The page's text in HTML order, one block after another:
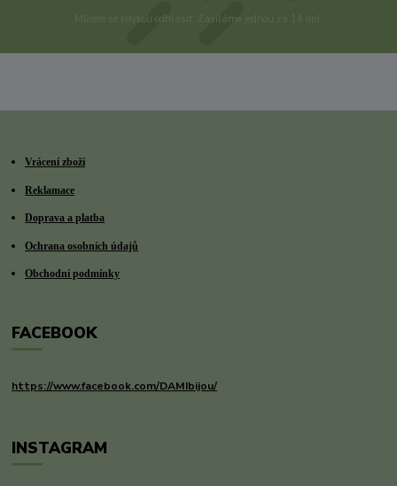
Můžete se kdykoli odhlásit. Zasíláme jednou za 14 dní.
Vrácení zboží
Reklamace
Doprava a platba
Ochrana osobních údajů
Obchodní podmínky
FACEBOOK
https://www.facebook.com/DAMIbijou/
INSTAGRAM